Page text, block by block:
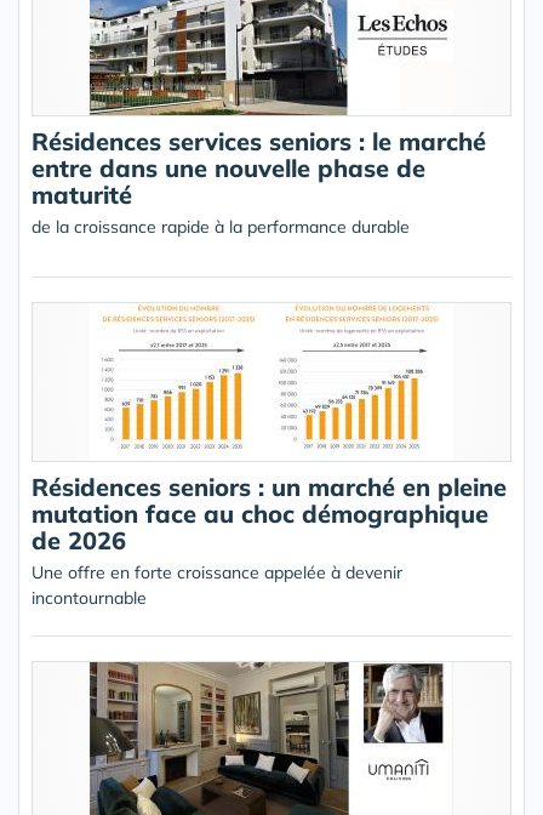
Résidences services seniors : le marché
entre dans une nouvelle phase de
maturité
de la croissance rapide à la performance durable
Résidences seniors : un marché en pleine
mutation face au choc démographique
de 2026
Une offre en forte croissance appelée à devenir
incontournable